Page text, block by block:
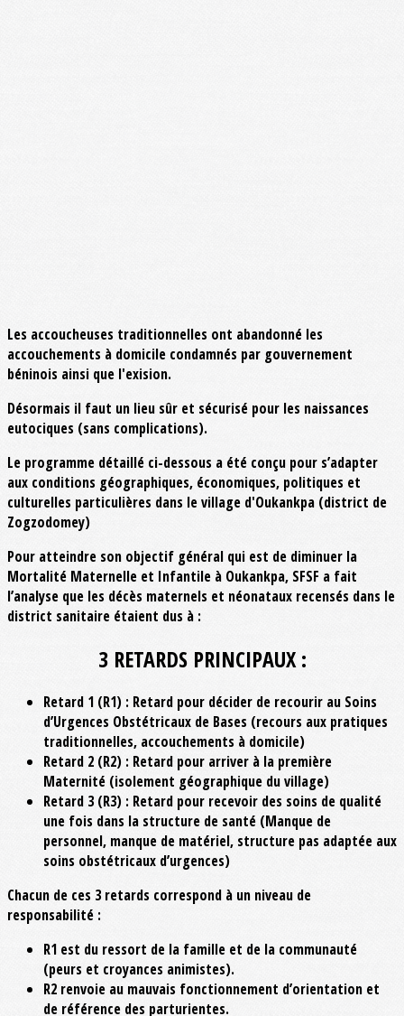
Les accoucheuses traditionnelles ont abandonné les
accouchements à domicile condamnés par gouvernement
béninois ainsi que l'exision.
Désormais il faut un lieu sûr et sécurisé pour les naissances
eutociques (sans complications).
Le programme détaillé ci-dessous a été conçu pour s’adapter
aux conditions géographiques, économiques, politiques et
culturelles particulières dans levillage d'Oukankpa (district de
Zogzodomey)
Pour atteindre son objectif général qui est de diminuer la
Mortalité Maternelle et Infantile à Oukankpa, SFSF a fait
l’analyse que les décès maternels et néonataux recensés dans le
district sanitaire étaient dus à :
3 RETARDS PRINCIPAUX :
Retard 1 (R1) : Retard pour décider de recourir au Soins
d’Urgences Obstétricaux de Bases (recours aux pratiques
traditionnelles, accouchements à domicile)
Retard 2 (R2) : Retard pour arriver à la première
Maternité (isolement géographique du village)
Retard 3 (R3) : Retard pour recevoir des soins de qualité
une fois dans la structure de santé (Manque de
personnel, manque de matériel, structure pas adaptée aux
soins obstétricaux d’urgences)
Chacun de ces 3 retards correspond à un niveau de
responsabilité :
R1 est du ressort de la famille et de la communauté
(peurs et croyances animistes).
R2 renvoie au mauvais fonctionnement d’orientation et
de référence des parturientes.